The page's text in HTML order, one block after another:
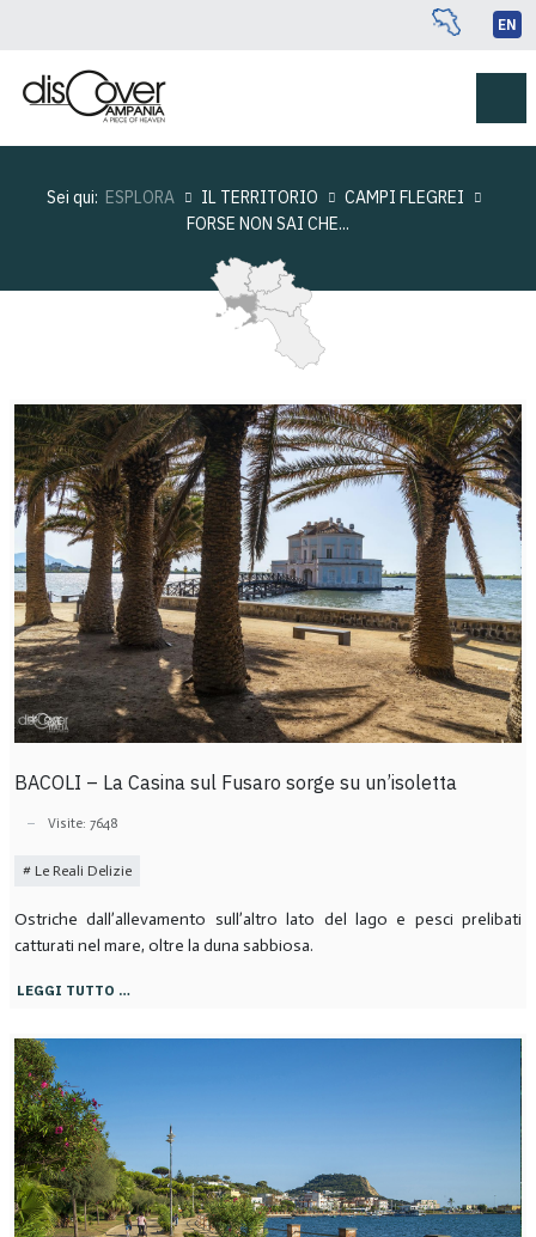
EN
Sei qui: ESPLORA IL TERRITORIO
CAMPI FLEGREI
FORSE NON SAI CHE...
BACOLI – La Casina sul Fusaro sorge su un’isoletta
Visite: 7648
Le Reali Delizie
Ostriche dall’allevamento sull’altro lato del lago e pesci prelibati
catturati nel mare, oltre la duna sabbiosa.
LEGGI TUTTO …